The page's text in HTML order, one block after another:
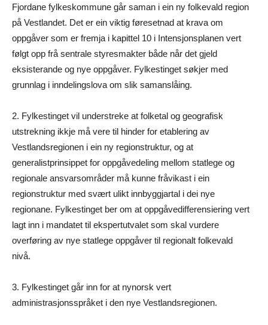
Fjordane fylkeskommune går saman i ein ny folkevald region
på Vestlandet. Det er ein viktig føresetnad at krava om
oppgåver som er fremja i kapittel 10 i Intensjonsplanen vert
følgt opp frå sentrale styresmakter både når det gjeld
eksisterande og nye oppgåver. Fylkestinget søkjer med
grunnlag i inndelingslova om slik samanslåing.
2. Fylkestinget vil understreke at folketal og geografisk
utstrekning ikkje må vere til hinder for etablering av
Vestlandsregionen i ein ny regionstruktur, og at
generalistprinsippet for oppgåvedeling mellom statlege og
regionale ansvarsområder må kunne fråvikast i ein
regionstruktur med svært ulikt innbyggjartal i dei nye
regionane. Fylkestinget ber om at oppgåvedifferensiering vert
lagt inn i mandatet til ekspertutvalet som skal vurdere
overføring av nye statlege oppgåver til regionalt folkevald
nivå.
3. Fylkestinget går inn for at nynorsk vert
administrasjonsspråket i den nye Vestlandsregionen.